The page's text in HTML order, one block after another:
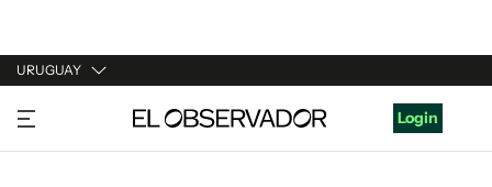
URUGUAY
URUGUAY
ARGENTINA
Login